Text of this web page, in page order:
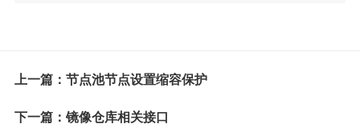
上一篇：节点池节点设置缩容保护
下一篇：镜像仓库相关接口